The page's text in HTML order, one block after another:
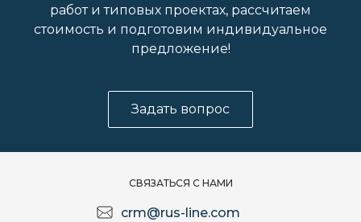
работ и типовых проектах, рассчитаем
стоимость и подготовим индивидуальное
предложение!
Задать вопрос
СВЯЗАТЬСЯ С НАМИ
crm@rus-line.com